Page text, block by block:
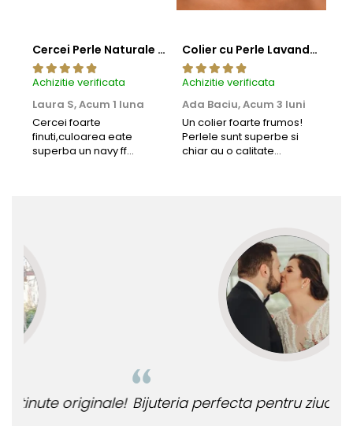
Cercei Perle Naturale Negre 5-6 mm, Buton AAA, Aur 14K (aur 585), Tip Șurub | KASKADDA®
Achizitie verificata
Laura S,Acum 1 luna
Cercei foarte
finuti,culoarea eate
superba un navy ff
Colier cu Perle Lavanda la Baza Gatului, de 4-5 mm, Perle Rare, Calitate AAA+, Aur 14K | KASKADDA®
Achizitie verificata
Ada Baciu,Acum 3 luni
Un colier foarte frumos!
Perlele sunt superbe si
chiar au o calitate
Bijuteria perfecta pentru ziua perfecta!